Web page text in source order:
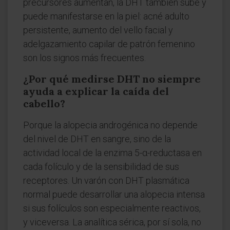
precursores aumentan, la DHT también sube y
puede manifestarse en la piel: acné adulto
persistente, aumento del vello facial y
adelgazamiento capilar de patrón femenino
son los signos más frecuentes.
¿Por qué medirse DHT no siempre
ayuda a explicar la caída del
cabello?
Porque la alopecia androgénica no depende
del nivel de DHT en sangre, sino de la
actividad local de la enzima 5-α-reductasa en
cada folículo y de la sensibilidad de sus
receptores. Un varón con DHT plasmática
normal puede desarrollar una alopecia intensa
si sus folículos son especialmente reactivos,
y viceversa. La analítica sérica, por sí sola, no